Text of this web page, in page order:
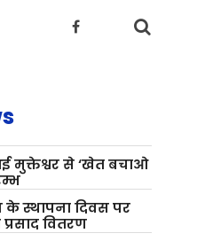
मुक्तेश्वर से ‘खेत बचाओ
के स्थापना दिवस पर
वितरण